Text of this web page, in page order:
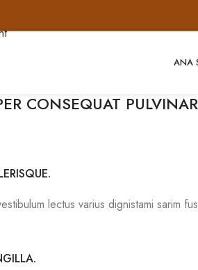
ANA
CONSEQUAT
lectus varius dignistami sarim